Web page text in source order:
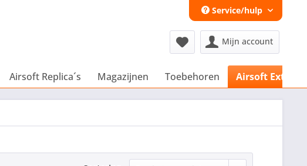
Service/hulp
Mijn account
Airsoft Replica´s Magazijnen Toebehoren Airsoft Extra´s